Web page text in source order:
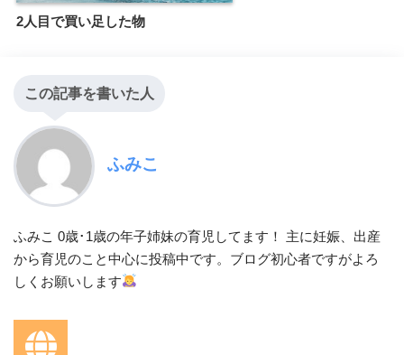
2人目で買い足した物
この記事を書いた人
ふみこ
ふみこ 0歳･1歳の年子姉妹の育児してます！ 主に妊娠、出産
から育児のこと中心に投稿中です。ブログ初心者ですがよろ
しくお願いします